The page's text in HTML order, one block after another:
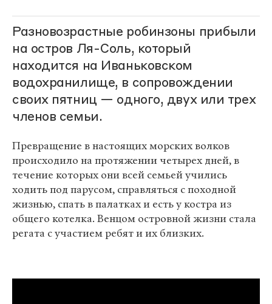
Разновозрастные робинзоны прибыли
на остров Ля-Соль, который
находится на Иваньковском
водохранилище, в сопровождении
своих пятниц — одного, двух или трех
членов семьи.
Превращение в настоящих морских волков
происходило на протяжении четырех дней, в
течение которых они всей семьей учились
ходить под парусом, справляться с походной
жизнью, спать в палатках и есть у костра из
общего котелка. Венцом островной жизни стала
регата с участием ребят и их близких.